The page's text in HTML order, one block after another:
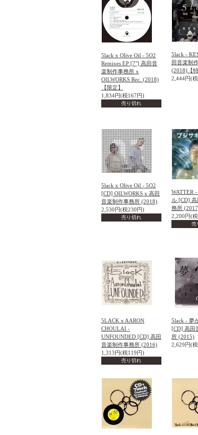
5lack x Olive Oil - 5O2
Remixes EP [7"] 高田音
楽制作事務所 x
OILWORKS Rec. (2018)
【限定】
1,834円(税167円)
売り切れ
5lack -
田音楽制
(2018)【
2,444円(
5lack x Olive Oil - 5O2
[CD] OILWORKS x 高田
音楽制作事務所 (2018)
2,530円(税230円)
売り切れ
WATTER
ル [CD]
務所
2,200円(
売
5LACK x AARON
CHOULAI -
UNFOUNDED [CD] 高田
音楽制作事務所 (2016)
1,313円(税119円)
売り切れ
5lack - 夢
[CD] 高田
所 (2015)
2,629円(